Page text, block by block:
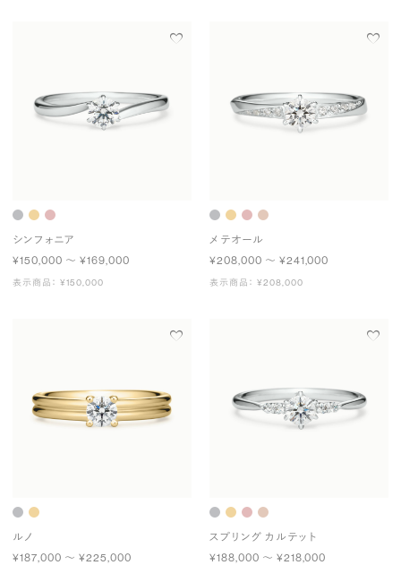
シンフォニア
¥150,000 〜 ¥169,000
表示商品： ¥150,000
メテオール
¥208,000 〜 ¥241,000
表示商品： ¥208,000
ルノ
¥187,000 〜 ¥225,000
スプリング カルテット
¥188,000 〜 ¥218,000